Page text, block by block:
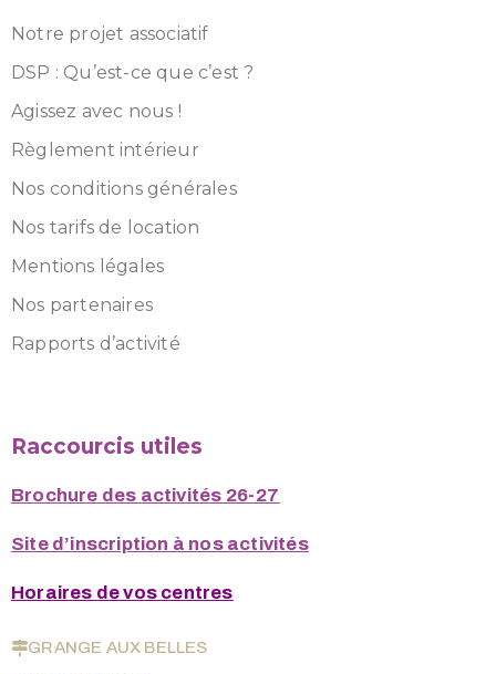
Notre projet associatif
DSP : Qu’est-ce que c’est ?
Agissez avec nous !
Règlement intérieur
Nos conditions générales
Nos tarifs de location
Mentions légales
Nos partenaires
Rapports d’activité
Raccourcis utiles
Brochure des activités 26-27
Site d’inscription à nos activités
Horaires de vos centres
GRANGE AUX BELLES